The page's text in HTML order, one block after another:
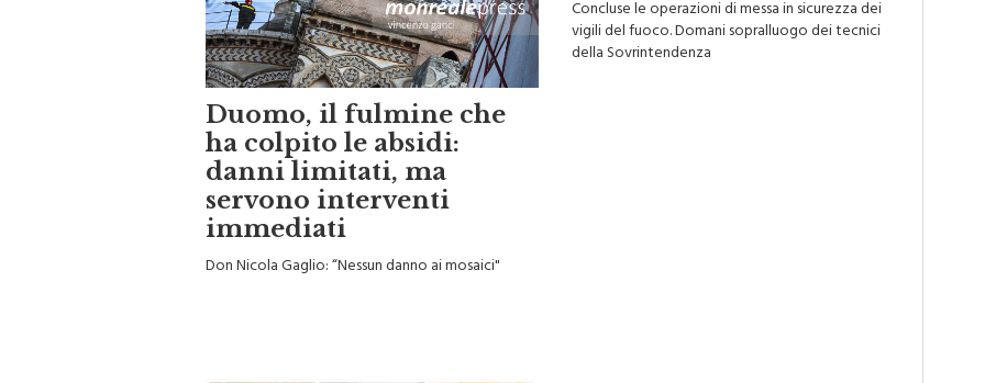
Duomo, il fulmine che
ha colpito le absidi:
danni limitati, ma
servono interventi
immediati
Don Nicola Gaglio: “Nessun danno ai mosaici"
Concluse le operazioni di messa in sicurezza dei
vigili del fuoco. Domani sopralluogo dei tecnici
della Sovrintendenza